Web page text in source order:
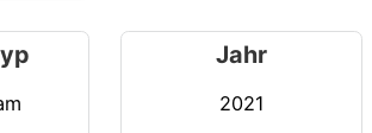
Jahr
2021